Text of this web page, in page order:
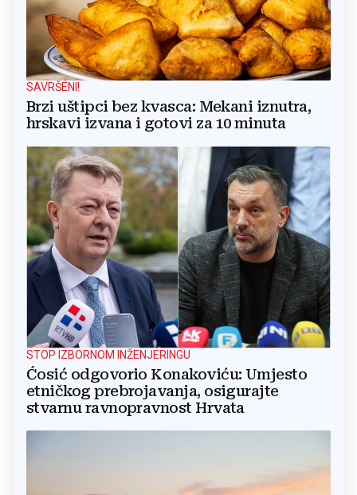
SAVRŠENI!
Brzi uštipci bez kvasca: Mekani iznutra,
hrskavi izvana i gotovi za 10 minuta
STOP IZBORNOM INŽENJERINGU
Ćosić odgovorio Konakoviću: Umjesto
etničkog prebrojavanja, osigurajte
stvarnu ravnopravnost Hrvata